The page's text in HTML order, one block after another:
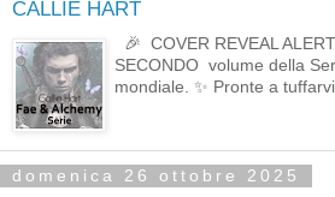
CALLIE HART
🎉 COVER REVEAL
SECONDO volume della
mondiale. ✨ Pronte a tuffarvi
domenica 26 ottobre 2025